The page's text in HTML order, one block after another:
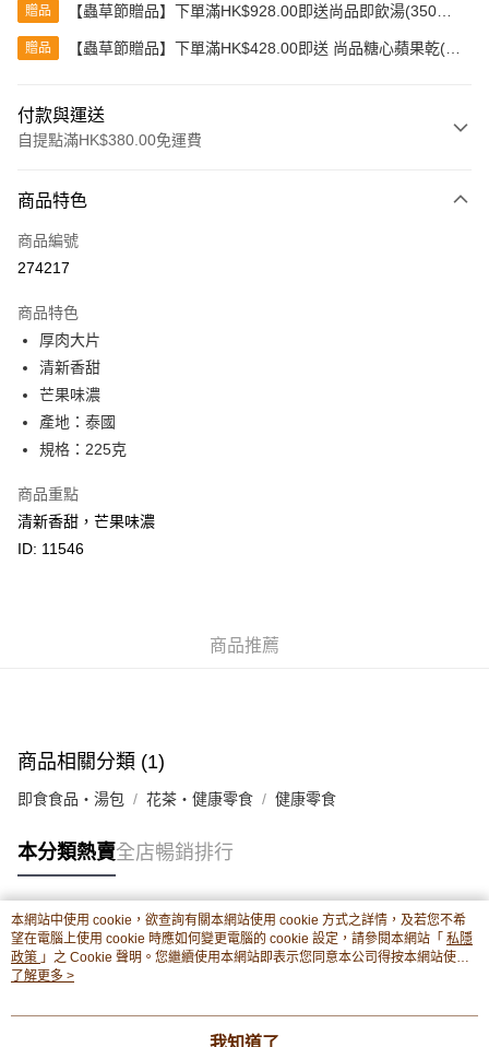
贈品
【蟲草節贈品】下單滿HK$928.00即送尚品即飲湯(350克)
贈品
【蟲草節贈品】下單滿HK$428.00即送 尚品糖心蘋果乾(80
付款與運送
自提點滿HK$380.00免運費
信用卡
Apple Pay
AlipayHK
PayMe
WeChat Pay
BoC Pay
其他轉帳方式
相關說明
轉數快識別碼(FPS ID)：4042362 中國銀行戶口：012-875-1-240680-7 匯
物流公司會改派其他自取點或其他配送方式。)
每筆HK$80.00，滿HK$380.00或以上免運費
付款後門市自取 (3-6天可到店取) (取貨請自備購物袋)
每筆HK$80.00，滿HK$380.00或以上免運費
商品特色
商品編號
274217
商品特色
厚肉大片
清新香甜
芒果味濃
產地：泰國
規格：225克
商品重點
清新香甜，芒果味濃
ID: 11546
商品推薦
商品相關分類 (1)
即食食品・湯包 花茶・健康零食 健康零食
本分類熱賣全店暢銷排行
熱門標籤
熱銷排行
本網站中使用 cookie，欲查詢有關本網站使用 cookie 方式之詳情，及若您不希
望在電腦上使用 cookie 時應如何變更電腦的 cookie 設定，請參閱本網站「 私隱
政策 」之 Cookie 聲明。您繼續使用本網站即表示您同意本公司得按本網站使用
條款之 Cookie 聲明使用 cookie。
了解更多 >
我知道了